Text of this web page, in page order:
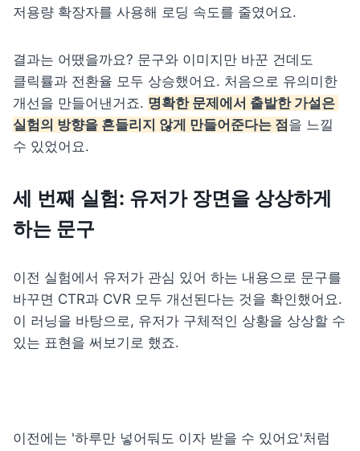
저용량 확장자를 사용해 로딩 속도를 줄였어요.
결과는 어땠을까요? 문구와 이미지만 바꾼 건데도
클릭률과 전환율 모두 상승했어요. 처음으로 유의미한
개선을 만들어낸거죠. 명확한 문제에서 출발한 가설은
실험의 방향을 흔들리지 않게 만들어준다는 점 을 느낄
수 있었어요.
세 번째 실험: 유저가 장면을 상상하게
하는 문구
이전 실험에서 유저가 관심 있어 하는 내용으로 문구를
바꾸면 CTR과 CVR 모두 개선된다는 것을 확인했어요.
이 러닝을 바탕으로, 유저가 구체적인 상황을 상상할 수
있는 표현을 써보기로 했죠.
이전에는 '하루만 넣어둬도 이자 받을 수 있어요'처럼